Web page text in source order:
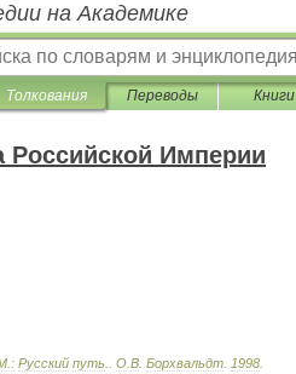
на Академике
Толкования Переводы Книги
Империи
: Русский путь О В Борхвальдт 1998